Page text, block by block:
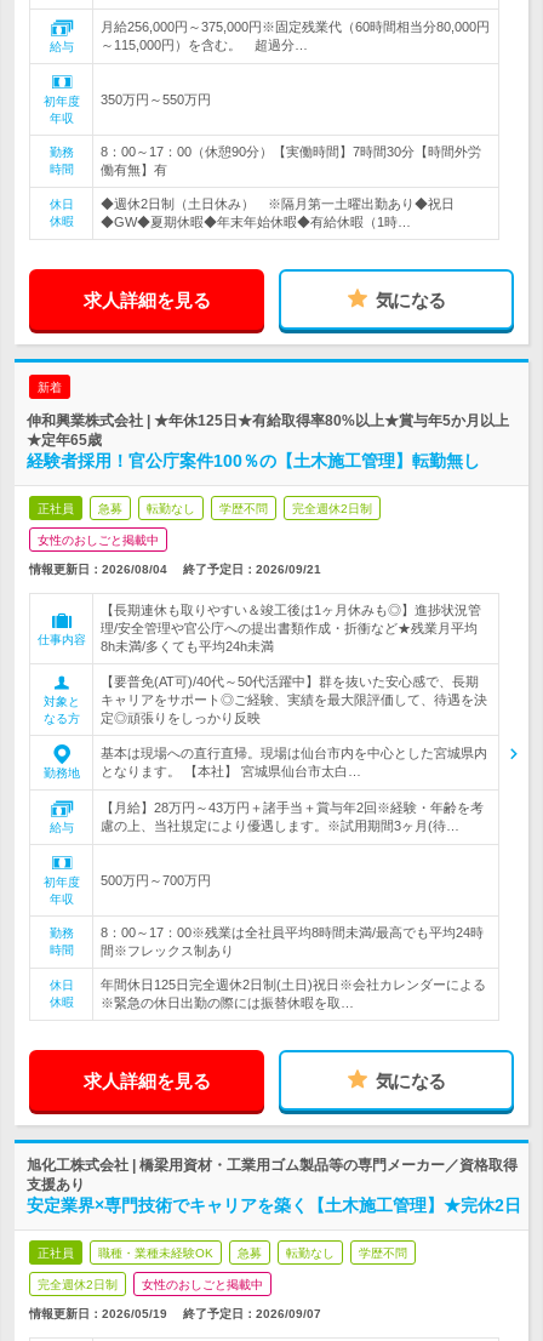
給与
月給256,000円～375,000円※固定残業代（60時間相当分80,000円
～115,000円）を含む。 超過分…
初年度
年収
350万円～550万円
勤務
時間
8：00～17：00（休憩90分）【実働時間】7時間30分【時間外労
働有無】有
休日
休暇
◆週休2日制（土日休み） ※隔月第一土曜出勤あり◆祝日
◆GW◆夏期休暇◆年末年始休暇◆有給休暇（1時…
求人詳細を見る 気になる
新着
伸和興業株式会社 | ★年休125日★有給取得率80%以上★賞与年5か月以上
★定年65歳
経験者採用！官公庁案件100％の【土木施工管理】転勤無し
正社員 急募 転勤なし 学歴不問 完全週休2日制
女性のおしごと掲載中
情報更新日：2026/08/04 終了予定日： 2026/09/21
仕事内容
【長期連休も取りやすい＆竣工後は1ヶ月休みも◎】進捗状況管
理/安全管理や官公庁への提出書類作成・折衝など★残業月平均
8h未満/多くても平均24h未満
対象と
なる方
【要普免(AT可)/40代～50代活躍中】群を抜いた安心感で、長期
キャリアをサポート◎ご経験、実績を最大限評価して、待遇を決
定◎頑張りをしっかり反映
勤務地
基本は現場への直行直帰。現場は仙台市内を中心とした宮城県内
となります。 【本社】 宮城県仙台市太白…
給与
【月給】28万円～43万円＋諸手当＋賞与年2回※経験・年齢を考
慮の上、当社規定により優遇します。※試用期間3ヶ月(待…
初年度
年収
500万円～700万円
勤務
時間
8：00～17：00※残業は全社員平均8時間未満/最高でも平均24時
間※フレックス制あり
休日
休暇
年間休日125日完全週休2日制(土日)祝日※会社カレンダーによる
※緊急の休日出勤の際には振替休暇を取…
求人詳細を見る 気になる
旭化工株式会社 | 橋梁用資材・工業用ゴム製品等の専門メーカー／資格取得
支援あり
安定業界×専門技術でキャリアを築く【土木施工管理】★完休2日
正社員 職種・業種未経験OK 急募 転勤なし 学歴不問
完全週休2日制 女性のおしごと掲載中
情報更新日：2026/05/19 終了予定日： 2026/09/07